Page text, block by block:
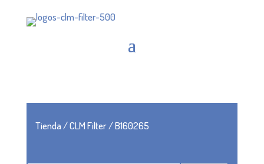
Tienda/CLM Filter/ B160265